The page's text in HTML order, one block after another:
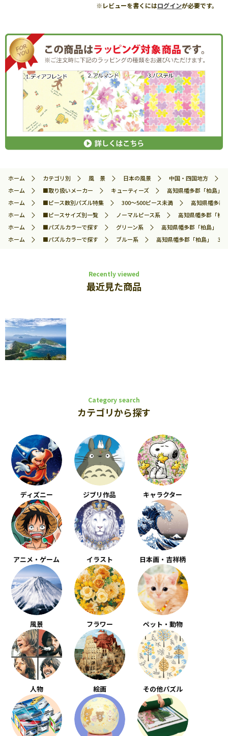
※レビューを書くにはログインが必要です。
ホーム カテゴリ別 風 景 日本の風景 中国・四国地方
ホーム
■取り扱いメーカー キューティーズ
高知県幡多郡「柏島
ホーム
■ピース数別パズル特集 300～500ピース未満
高知県幡多
ホーム
■ピースサイズ別一覧 ノーマルピース系
高知県幡多郡「
ホーム
■パズルカラーで探す グリーン系
高知県幡多郡「柏島」
ホーム
■パズルカラーで探す ブルー系 高知県幡多郡「柏島」
Recently viewed
最近見た商品
Category search
カテゴリから探す
ディズニー ジブリ作品 キャラクター
アニメ・ゲーム イラスト 日本画・吉祥柄
風景 フラワー ペット・動物
人物 絵画 その他パズル